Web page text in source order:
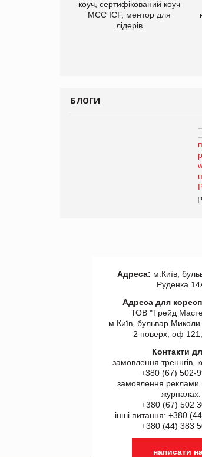
коуч, сертифікований коуч
МСС ICF, ментор для
лідерів
БЛОГИ
Адреса: м.Київ,
Руденка
Адреса для
ТОВ "Tрейд
м.Київ, бульвар Миколи
2 поверх, оф
Контакти
замовлення треннгів,
+380 (67) 502-
замовлення реклами
журналах:
+380 (67) 502
інші питання: +380
+380 (44) 383
написати